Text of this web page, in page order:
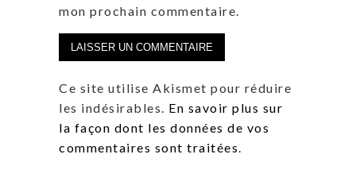
mon prochain commentaire.
Ce site utilise Akismet pour réduire
les indésirables. En savoir plus sur
la façon dont les données de vos
commentaires sont traitées.